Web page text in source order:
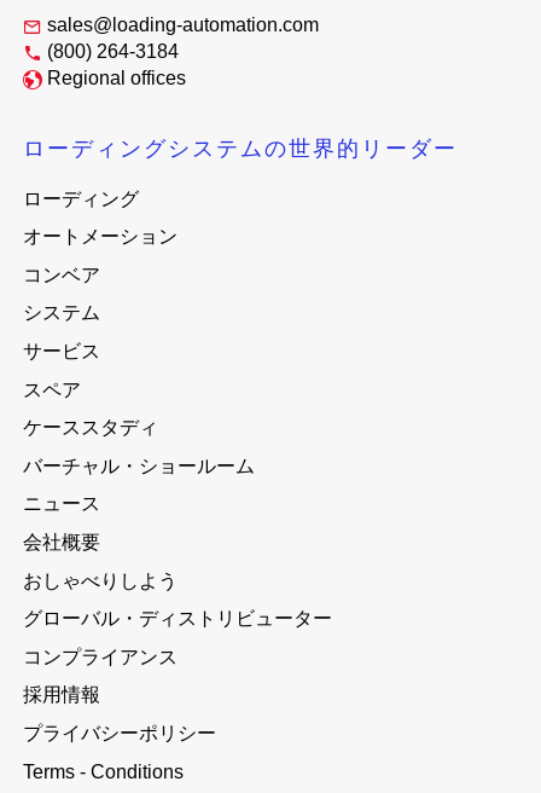
sales@loading-automation.com
(800) 264-3184
Regional offices
ローディングシステムの世界的リーダー
ローディング
オートメーション
コンベア
システム
サービス
スペア
ケーススタディ
バーチャル・ショールーム
ニュース
会社概要
おしゃべりしよう
グローバル・ディストリビューター
コンプライアンス
採用情報
プライバシーポリシー
Terms - Conditions